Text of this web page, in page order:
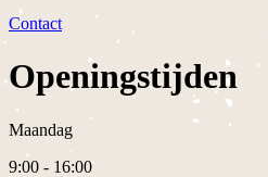
Contact
Openingstijden
Maandag
9:00 - 16:00